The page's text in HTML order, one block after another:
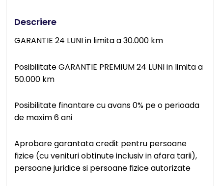
Descriere
GARANTIE 24 LUNI in limita a 30.000 km
Posibilitate GARANTIE PREMIUM 24 LUNI in limita a
50.000 km
Posibilitate finantare cu avans 0% pe o perioada
de maxim 6 ani
Aprobare garantata credit pentru persoane
fizice (cu venituri obtinute inclusiv in afara tarii),
persoane juridice si persoane fizice autorizate